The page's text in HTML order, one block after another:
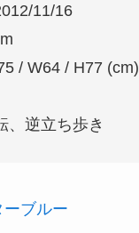
11/16
/ W64 / H77 (cm)
、逆立ち歩き
ーブルー